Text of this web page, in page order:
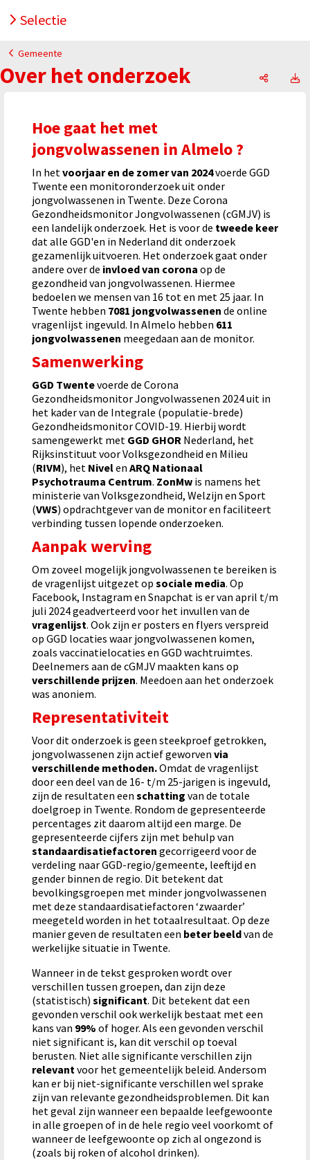
Selectie
Gemeente
Over het onderzoek Over
Hoe gaat het met
jongvolwassenen in Almelo ?
In hetvoorjaar en de zomer van 2024voerde GGD
Twente een monitoronderzoek uit onder
jongvolwassenen in Twente. Deze Corona
Gezondheidsmonitor Jongvolwassenen (cGMJV) is
een landelijk onderzoek. Het is voor de tweede keer
dat alle GGD'en in Nederland dit onderzoek
gezamenlijk uitvoeren. Het onderzoek gaat onder
andere over de invloed van corona op de
gezondheid van jongvolwassenen. Hiermee
bedoelen we mensen van 16 tot en met 25 jaar. In
Twente hebben 7081 jongvolwassenen de online
vragenlijst ingevuld. In Almelo hebben 611
jongvolwassenen meegedaan aan de monitor.
Samenwerking
GGD Twentevoerde de Corona
Gezondheidsmonitor Jongvolwassenen 2024 uit in
het kader van de Integrale (populatie-brede)
Gezondheidsmonitor COVID-19. Hierbij wordt
samengewerkt met GGD GHOR Nederland, het
Rijksinstituut voor Volksgezondheid en Milieu
(RIVM), het Nivelen ARQ Nationaal
Psychotrauma Centrum. ZonMw is namens het
ministerie van Volksgezondheid, Welzijn en Sport
(VWS) opdrachtgever van de monitor en faciliteert
verbinding tussen lopende onderzoeken.
Aanpak werving
Om zoveel mogelijk jongvolwassenen te bereiken is
de vragenlijst uitgezet op sociale media. Op
Facebook, Instagram en Snapchat is er van april t/m
juli 2024 geadverteerd voor het invullen van de
vragenlijst. Ook zijn er posters en flyers verspreid
op GGD locaties waar jongvolwassenen komen,
zoals vaccinatielocaties en GGD wachtruimtes.
Deelnemers aan de cGMJV maakten kans op
verschillende prijzen. Meedoen aan het onderzoek
was anoniem.
Representativiteit
Voor dit onderzoek is geen steekproef getrokken,
jongvolwassenen zijn actief geworven via
verschillende methoden.Omdat de vragenlijst
door een deel van de 16- t/m 25-jarigen is ingevuld,
zijn de resultaten een schatting van de totale
doelgroep in Twente. Rondom de gepresenteerde
percentages zit daarom altijd een marge. De
gepresenteerde cijfers zijn met behulp van
standaardisatiefactoren gecorrigeerd voor de
verdeling naar GGD-regio/gemeente, leeft­ijd en
gender binnen de regio. Dit betekent dat
bevolkingsgroepen met minder jongvolwassenen
met deze standaardisatiefactoren ‘zwaarder’
meegeteld worden in het totaalresultaat. Op deze
manier geven de resultaten een beter beeldvan de
werkelijke situatie in Twente.
Wanneer in de tekst gesproken wordt over
verschillen tussen groepen, dan zijn deze
(statistisch) significant. Dit betekent dat een
gevonden verschil ook werkelijk bestaat met een
kans van 99% of hoger. Als een gevonden verschil
niet significant is, kan dit verschil op toeval
berusten. Niet alle significante verschillen zijn
relevantvoor het gemeentelijk beleid. Andersom
kan er bij niet-significante verschillen wel sprake
zijn van relevante gezondheidsproblemen. Dit kan
het geval zijn wanneer een bepaalde leefgewoonte
in alle groepen of in de hele regio veel voorkomt of
wanneer de leefgewoonte op zich al ongezond is
(zoals bij roken of alcohol drinken).